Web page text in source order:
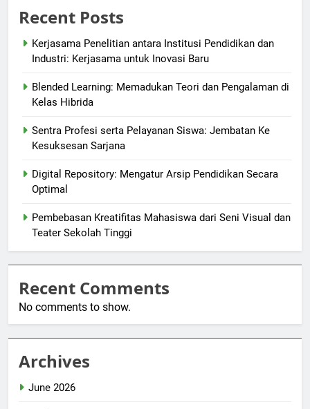
Recent Posts
Kerjasama Penelitian antara Institusi Pendidikan dan
Industri: Kerjasama untuk Inovasi Baru
Blended Learning: Memadukan Teori dan Pengalaman di
Kelas Hibrida
Sentra Profesi serta Pelayanan Siswa: Jembatan Ke
Kesuksesan Sarjana
Digital Repository: Mengatur Arsip Pendidikan Secara
Optimal
Pembebasan Kreatifitas Mahasiswa dari Seni Visual dan
Teater Sekolah Tinggi
Recent Comments
No comments to show.
Archives
June 2026